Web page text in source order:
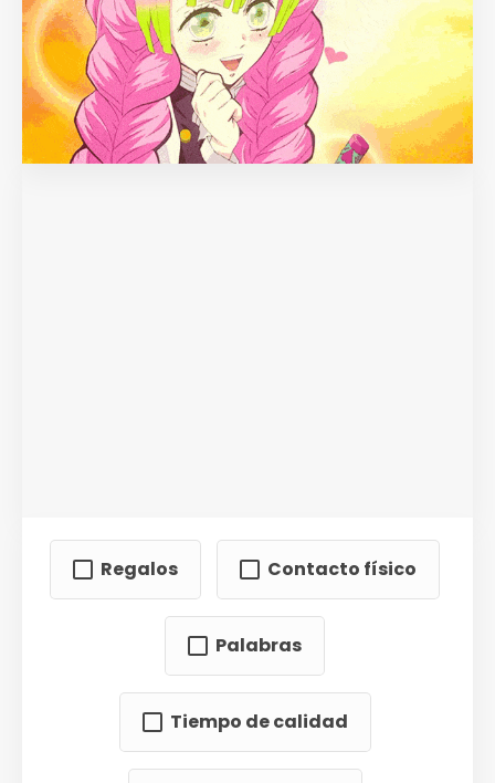
Regalos Contacto físico
Palabras
Tiempo de calidad